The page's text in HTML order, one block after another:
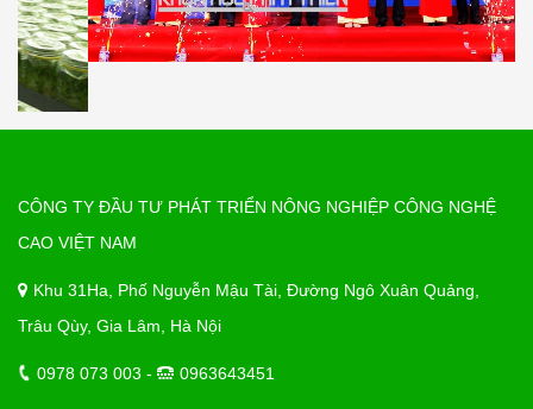
CÔNG TY ĐẦU TƯ PHÁT TRIỂN NÔNG NGHIỆP CÔNG NGHỆ
CAO VIỆT NAM
Khu 31Ha, Phố Nguyễn Mậu Tài, Đường Ngô Xuân Quảng,
Trâu Qùy, Gia Lâm, Hà Nội
0978 073 003 - 0963643451